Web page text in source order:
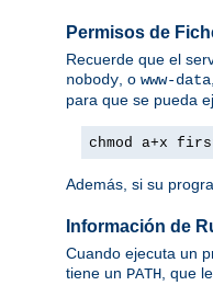
Permisos de
Recuerde que el
nobody , o www-data
para que se pueda
chmod a+x
Además, si su
Información de
Cuando ejecuta un
tiene un PATH, que